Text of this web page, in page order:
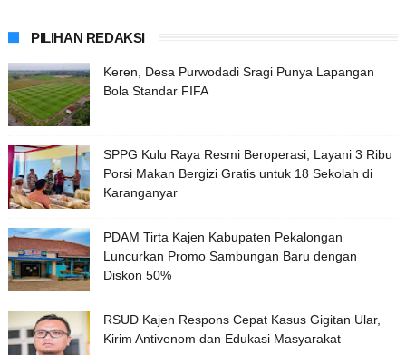
PILIHAN REDAKSI
Keren, Desa Purwodadi Sragi Punya Lapangan
Bola Standar FIFA
SPPG Kulu Raya Resmi Beroperasi, Layani 3 Ribu
Porsi Makan Bergizi Gratis untuk 18 Sekolah di
Karanganyar
PDAM Tirta Kajen Kabupaten Pekalongan
Luncurkan Promo Sambungan Baru dengan
Diskon 50%
RSUD Kajen Respons Cepat Kasus Gigitan Ular,
Kirim Antivenom dan Edukasi Masyarakat